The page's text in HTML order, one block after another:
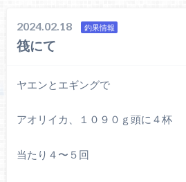
2024.02.18 釣果情報
筏にて
ヤエンとエギングで
アオリイカ、１０９０ｇ頭に４杯
当たり４〜５回